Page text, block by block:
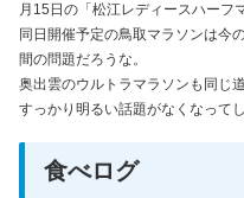
月15日の「松江レディースハーフ
同日開催予定の鳥取マラソンは今
間の問題だろうな。
奥出雲のウルトラマラソンも同じ
すっかり明るい話題がなくなって
食べログ